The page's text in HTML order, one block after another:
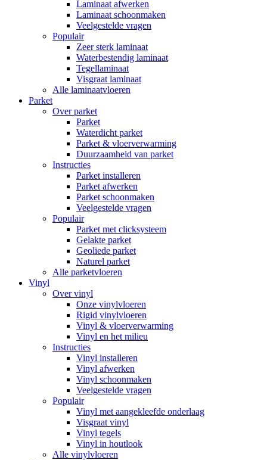
Laminaat afwerken
Laminaat schoonmaken
Veelgestelde vragen
Populair
Zeer sterk laminaat
Waterbestendig laminaat
Tegellaminaat
Visgraat laminaat
Alle laminaatvloeren
Parket
Over parket
Parket
Waterdicht parket
Parket & vloerverwarming
Duurzaamheid van parket
Instructies
Parket installeren
Parket afwerken
Parket schoonmaken
Veelgestelde vragen
Populair
Parket met clicksysteem
Gelakte parket
Geoliede parket
Naturel parket
Alle parketvloeren
Vinyl
Over vinyl
Onze vinylvloeren
Rigid vinylvloeren
Vinyl & vloerverwarming
Vinyl en het milieu
Instructies
Vinyl installeren
Vinyl afwerken
Vinyl schoonmaken
Veelgestelde vragen
Populair
Vinyl met aangekleefde onderlaag
Visgraat vinyl
Vinyl tegels
Vinyl in houtlook
Alle vinylvloeren